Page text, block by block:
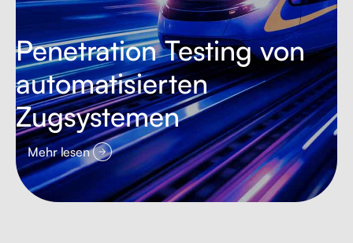
Penetration Testing von
automatisierten
Zugsystemen
Mehr lesen